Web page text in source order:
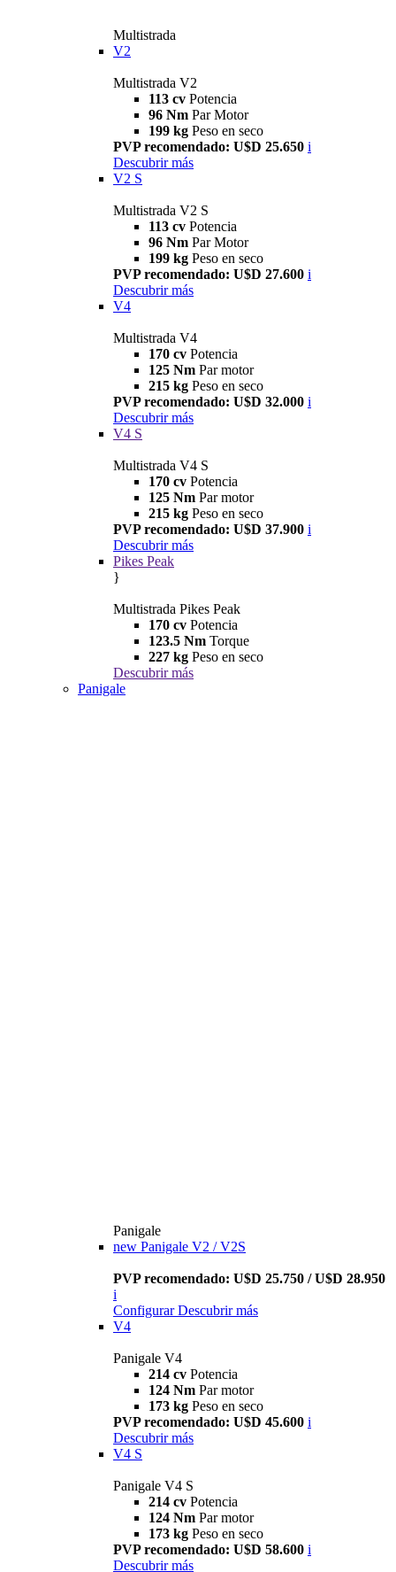
Multistrada
V2
Multistrada V2
113 cv Potencia
96 Nm Par Motor
199 kg Peso en seco
PVP recomendado: U$D 25.650 i
Descubrir más
V2 S
Multistrada V2 S
113 cv Potencia
96 Nm Par Motor
199 kg Peso en seco
PVP recomendado: U$D 27.600 i
Descubrir más
V4
Multistrada V4
170 cv Potencia
125 Nm Par motor
215 kg Peso en seco
PVP recomendado: U$D 32.000 i
Descubrir más
V4 S
Multistrada V4 S
170 cv Potencia
125 Nm Par motor
215 kg Peso en seco
PVP recomendado: U$D 37.900 i
Descubrir más
Pikes Peak
}
Multistrada Pikes Peak
170 cv Potencia
123.5 Nm Torque
227 kg Peso en seco
Descubrir más
Panigale
Panigale
new Panigale V2 / V2S
PVP recomendado: U$D 25.750 / U$D 28.950
i
Configurar Descubrir más
V4
Panigale V4
214 cv Potencia
124 Nm Par motor
173 kg Peso en seco
PVP recomendado: U$D 45.600 i
Descubrir más
V4 S
Panigale V4 S
214 cv Potencia
124 Nm Par motor
173 kg Peso en seco
PVP recomendado: U$D 58.600 i
Descubrir más